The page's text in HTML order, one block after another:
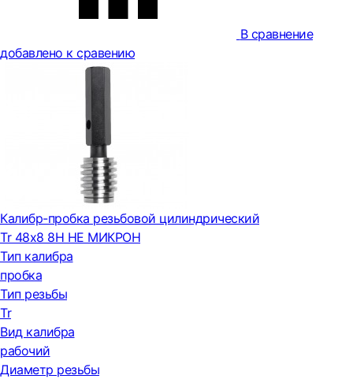
В сравнение
добавлено к сравению
Калибр-пробка резьбовой цилиндрический
Tr 48х8 8H НЕ МИКРОН
Тип калибра
пробка
Тип резьбы
Tr
Вид калибра
рабочий
Диаметр резьбы